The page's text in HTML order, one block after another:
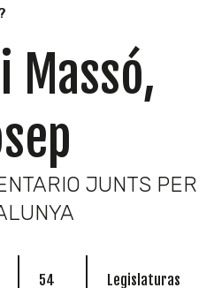
Massó,
JUNTS PER
54
Legislaturas